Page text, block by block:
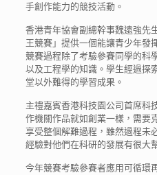
手創作能力的競技活動。
香港青年協會副總幹事魏遠強先
王競賽」提供一個能讓青少年發
競賽過程除了考驗參賽同學的科
以及工程學的知識。學生經過探
堂以外難得的學習成果。
主禮嘉賓香港科技園公司首席科
作機關作品就如創業一樣，需要
享受整個解難過程，雖然過程未
經驗對他們在科研的發展有很大
今年競賽考驗參賽者應用可循環